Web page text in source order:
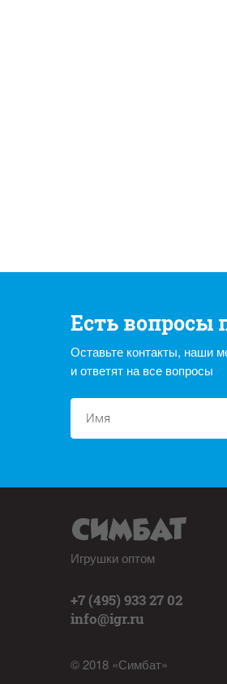
Есть вопросы
Оставьте контакты, наши
и ответят на все вопросы
Игрушки оптом
+7 (495) 933 27 02
info@igr.ru
© 2018 «Симбат»